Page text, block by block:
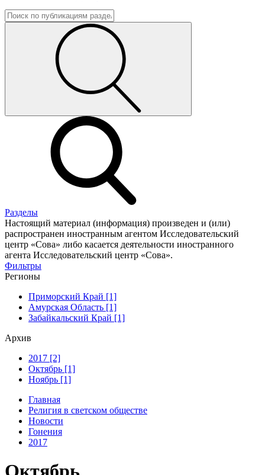
Разделы
Настоящий материал (информация) произведен и (или)
распространен иностранным агентом Исследовательский
центр «Сова» либо касается деятельности иностранного
агента Исследовательский центр «Сова».
Фильтры
Регионы
Приморский Край [1]
Амурская Область [1]
Забайкальский Край [1]
Архив
2017 [2]
Октябрь [1]
Ноябрь [1]
Главная
Религия в светском обществе
Новости
Гонения
2017